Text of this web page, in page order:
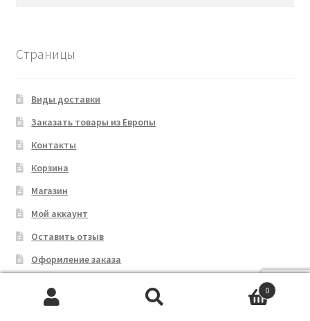
Страницы
Виды доставки
Заказать товары из Европы
Контакты
Корзина
Магазин
Мой аккаунт
Оставить отзыв
Оформление заказа
Сотрудничество
0